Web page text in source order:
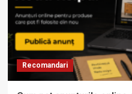
Recomandari